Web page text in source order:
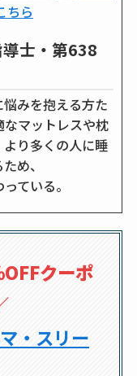
ちら
士・第638
みを抱える方た
マットレスや枕
り多くの人に睡
め、
ている。
クーポ
・スリー